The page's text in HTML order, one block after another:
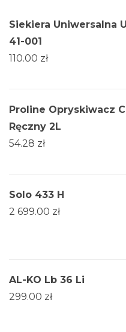
Siekiera Uniwersalna
41-001
110.00 zł
Proline Opryskiwacz
Ręczny 2L
54.28 zł
Solo 433 H
2 699.00 zł
AL-KO Lb 36 Li
299.00 zł